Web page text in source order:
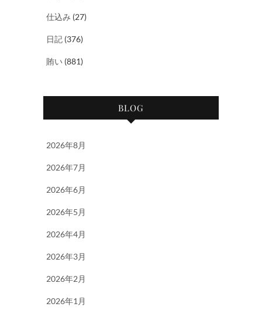
仕込み (27)
日記 (376)
賄い (881)
BLOG
2026年8月
2026年7月
2026年6月
2026年5月
2026年4月
2026年3月
2026年2月
2026年1月